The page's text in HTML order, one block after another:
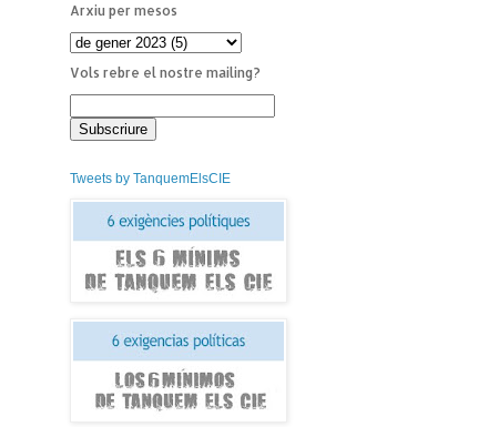
Arxiu per mesos
Vols rebre el nostre mailing?
Tweets by TanquemElsCIE